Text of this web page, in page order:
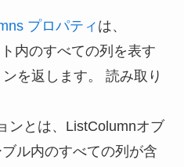
プロパティ は、
内のすべての列を表す
を返します。 読み取り
ンとは、ListColumnオブ
ル内のすべての列が含